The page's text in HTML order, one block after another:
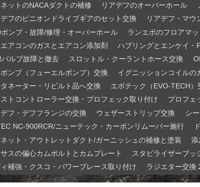
ットのNACAダクトの補修
リアデフのオーバーホール
デフのピニオンドライブギアのセット交換
リアデフ・マウ
ンプ・故障/修理・オーバーホール
ランエボのフロアマ
アコンのガスとエアコン添加剤
ハブリングとエンケイ・
バルブ故障と撤去
スロットル・クーラントホース交換
ンプ（フューエルポンプ）交換
イグニッションコイルの
ネーター・リビルト品へ交換
エボテック（EVO-TECH）
トコントローラー交換・プロフェック取り付け
プロフェ
デフ・デフフランジの交換
ウェザーストリップ交換
シ
NC-900RCR/ニューテック・カーボンリムーバー施行
ット・アウトレットダクト/ガーニッシュの補修と塗装
サスの偏心カムボルトとカムプレート
スタビライザーブッ
補強・クスコ・パワーブレース取り付け
ラジエター交換